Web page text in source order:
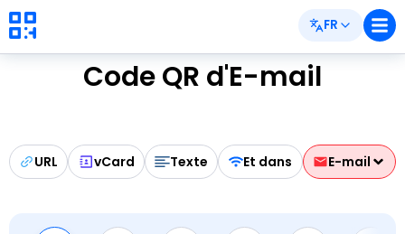
FR
Code QR d'E-mail
URL vCard Texte Et dans E-mail